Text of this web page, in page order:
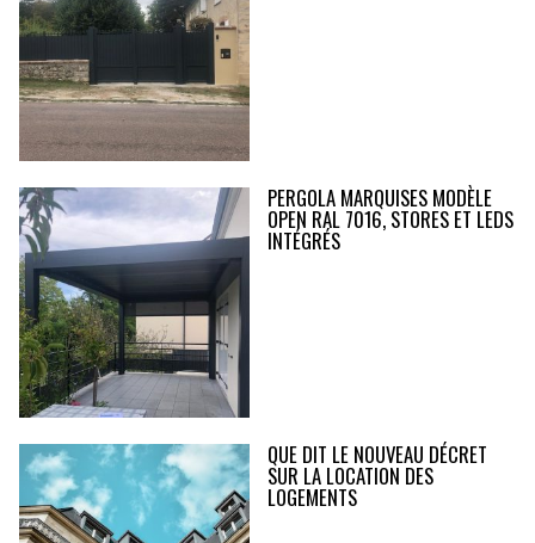
PERGOLA MARQUISES MODÈLE
OPEN RAL 7016, STORES ET LEDS
INTÉGRÉS
QUE DIT LE NOUVEAU DÉCRET
SUR LA LOCATION DES
LOGEMENTS